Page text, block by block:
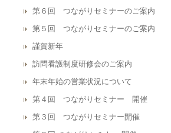
第６回 つながりセミナーのご案内
第５回 つながりセミナーのご案内
謹賀新年
訪問看護制度研修会のご案内
年末年始の営業状況について
第４回 つながりセミナー 開催
第３回 つながりセミナー開催